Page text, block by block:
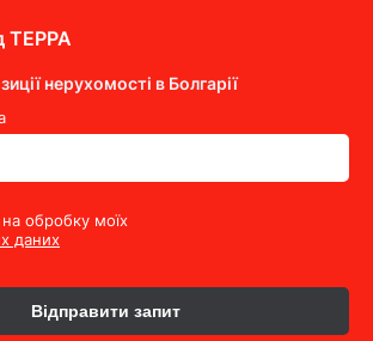
ТEPPA
нерухомості в Болгарії
обробку моїх
даних
Відправити запит